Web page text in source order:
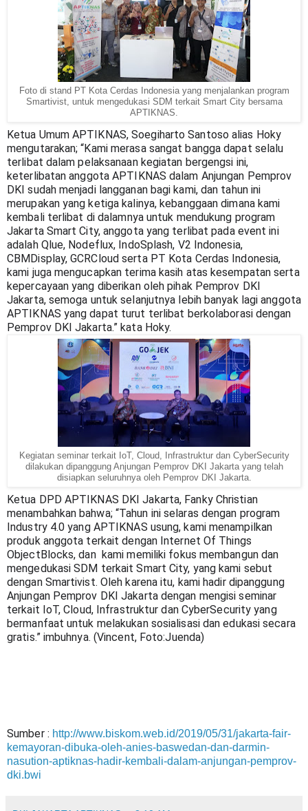
Foto di stand PT Kota Cerdas Indonesia yang menjalankan program
Smartivist, untuk mengedukasi SDM terkait Smart City bersama
APTIKNAS.
Ketua Umum APTIKNAS, Soegiharto Santoso alias Hoky
mengutarakan; “Kami merasa sangat bangga dapat selalu
terlibat dalam pelaksanaan kegiatan bergengsi ini,
keterlibatan anggota APTIKNAS dalam Anjungan Pemprov
DKI sudah menjadi langganan bagi kami, dan tahun ini
merupakan yang ketiga kalinya, kebanggaan dimana kami
kembali terlibat di dalamnya untuk mendukung program
Jakarta Smart City, anggota yang terlibat pada event ini
adalah Qlue, Nodeflux, IndoSplash, V2 Indonesia,
CBMDisplay, GCRCloud serta PT Kota Cerdas Indonesia,
kami juga mengucapkan terima kasih atas kesempatan serta
kepercayaan yang diberikan oleh pihak Pemprov DKI
Jakarta, semoga untuk selanjutnya lebih banyak lagi anggota
APTIKNAS yang dapat turut terlibat berkolaborasi dengan
Pemprov DKI Jakarta.” kata Hoky.
Kegiatan seminar terkait IoT, Cloud, Infrastruktur dan CyberSecurity
dilakukan dipanggung Anjungan Pemprov DKI Jakarta yang telah
disiapkan seluruhnya oleh Pemprov DKI Jakarta.
Ketua DPD APTIKNAS DKI Jakarta, Fanky Christian
menambahkan bahwa; “Tahun ini selaras dengan program
Industry 4.0 yang APTIKNAS usung, kami menampilkan
produk anggota terkait dengan Internet Of Things
ObjectBlocks, dan  kami memiliki fokus membangun dan
mengedukasi SDM terkait Smart City, yang kami sebut
dengan Smartivist. Oleh karena itu, kami hadir dipanggung
Anjungan Pemprov DKI Jakarta dengan mengisi seminar
terkait IoT, Cloud, Infrastruktur dan CyberSecurity yang
bermanfaat untuk melakukan sosialisasi dan edukasi secara
gratis.” imbuhnya. (Vincent, Foto:Juenda)
Sumber : http://www.biskom.web.id/2019/05/31/jakarta-fair-
kemayoran-dibuka-oleh-anies-baswedan-dan-darmin-
nasution-aptiknas-hadir-kembali-dalam-anjungan-pemprov-
dki.bwi